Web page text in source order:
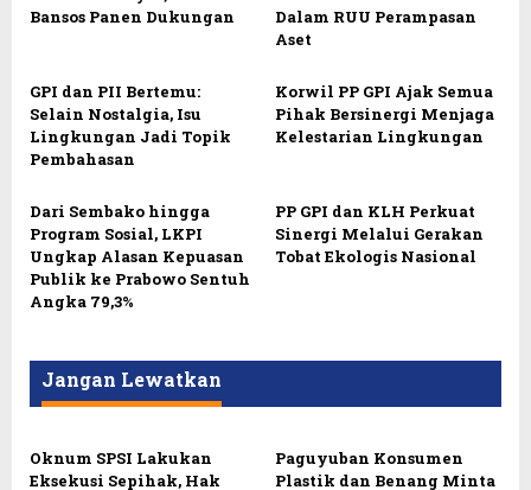
Bansos Panen Dukungan
Dalam RUU Perampasan
Aset
GPI dan PII Bertemu:
Selain Nostalgia, Isu
Lingkungan Jadi Topik
Pembahasan
Korwil PP GPI Ajak Semua
Pihak Bersinergi Menjaga
Kelestarian Lingkungan
Dari Sembako hingga
Program Sosial, LKPI
Ungkap Alasan Kepuasan
Publik ke Prabowo Sentuh
Angka 79,3%
PP GPI dan KLH Perkuat
Sinergi Melalui Gerakan
Tobat Ekologis Nasional
Jangan Lewatkan
Oknum SPSI Lakukan
Eksekusi Sepihak, Hak
Paguyuban Konsumen
Plastik dan Benang Minta